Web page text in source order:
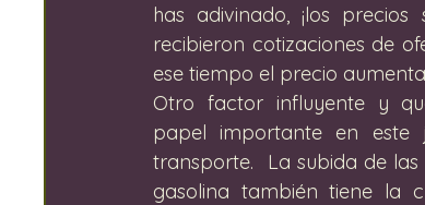
has adivinado, ¡los
recibieron cotizaciones de
ese tiempo el precio
Otro factor influyente y
papel importante en este
transporte.  La subida de
gasolina también tiene la